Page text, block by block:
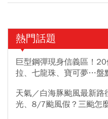
熱門話題
巨型鋼彈現身信義區！
拉、七龍珠、寶可夢…盤
天氣／白海豚颱風最新
光、8/7颱風假？三颱怎